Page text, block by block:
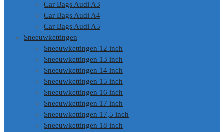
Car Bags Audi A3
Car Bags Audi A4
Car Bags Audi A5
Sneeuwkettingen
Sneeuwkettingen 12 inch
Sneeuwkettingen 13 inch
Sneeuwkettingen 14 inch
Sneeuwkettingen 15 inch
Sneeuwkettingen 16 inch
Sneeuwkettingen 17 inch
Sneeuwkettingen 17,5 inch
Sneeuwkettingen 18 inch